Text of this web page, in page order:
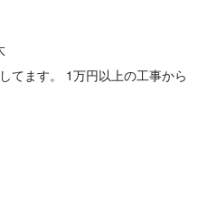
てます。 1万円以上の工事から